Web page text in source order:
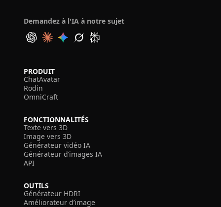
Demandez à l'IA à notre sujet
PRODUIT
ChatAvatar
Rodin
OmniCraft
FONCTIONNALITÉS
Texte vers 3D
Image vers 3D
Générateur vidéo IA
Générateur d’images IA
API
OUTILS
Générateur HDRI
Améliorateur d’image